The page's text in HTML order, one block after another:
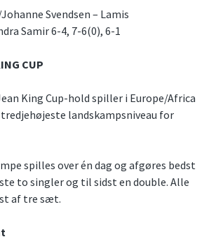
Svendsen – Lamis
Samir 6-4, 7-6(0), 6-1
CUP
King Cup-hold spiller i Europe/Africa
landskampsniveau for
spilles over én dag og afgøres bedst
to singler og til sidst en double. Alle
af tre sæt.